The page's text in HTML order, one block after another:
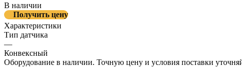
В наличии
Получить цену
Характеристики
Тип датчика
—
Конвексный
Оборудование в наличии. Точную цену и условия поставки